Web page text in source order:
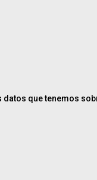
que tenemos